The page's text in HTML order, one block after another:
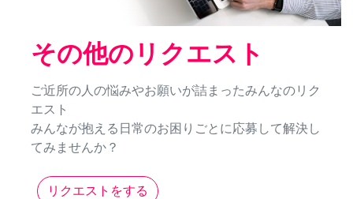
その他のリクエスト
ご近所の人の悩みやお願いが詰まったみんなのリク
エスト
みんなが抱える日常のお困りごとに応募して解決し
てみませんか？
リクエストをする